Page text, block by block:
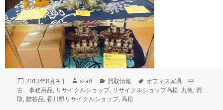
投
稿
日:
2013年8月9日
作
成
者
staff
カ
テ
ゴ
買取情報
タ
グ
オフィス家具 中
古 事務用品, リサイクルショップ, リサイクルショップ高松, 丸亀, 買
取,贈答品,香川県リサイクルショップ,高松